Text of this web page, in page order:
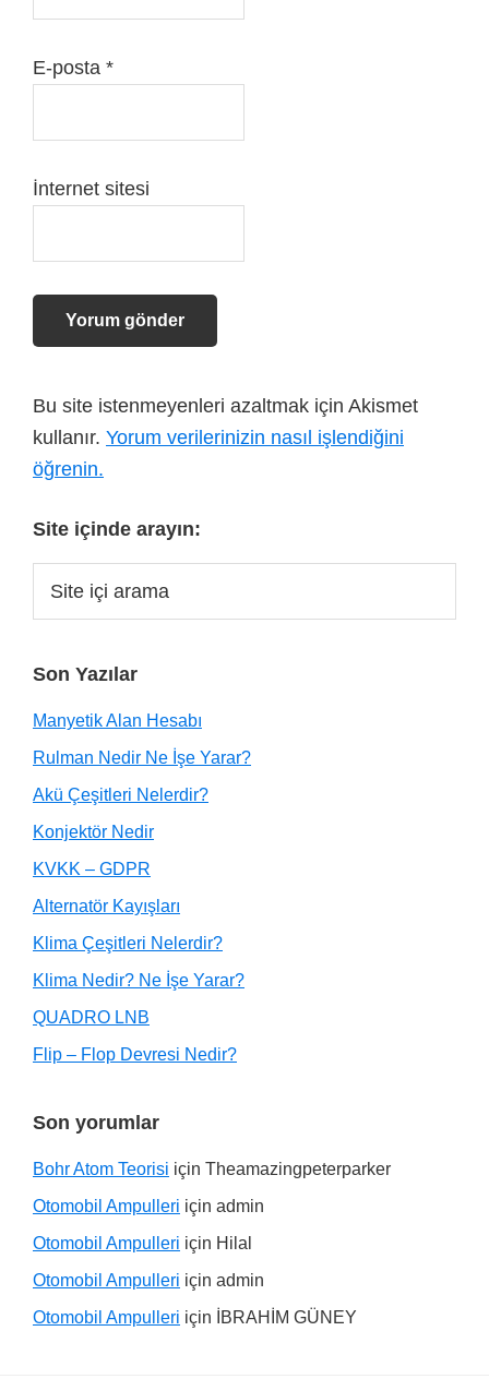
E-posta *
İnternet sitesi
Bu site istenmeyenleri azaltmak için Akismet
kullanır. Yorum verilerinizin nasıl işlendiğini
öğrenin.
Site içinde arayın:
Son Yazılar
Manyetik Alan Hesabı
Rulman Nedir Ne İşe Yarar?
Akü Çeşitleri Nelerdir?
Konjektör Nedir
KVKK – GDPR
Alternatör Kayışları
Klima Çeşitleri Nelerdir?
Klima Nedir? Ne İşe Yarar?
QUADRO LNB
Flip – Flop Devresi Nedir?
Son yorumlar
Bohr Atom Teorisi için Theamazingpeterparker
Otomobil Ampulleri için admin
Otomobil Ampulleri için Hilal
Otomobil Ampulleri için admin
Otomobil Ampulleri için İBRAHİM GÜNEY